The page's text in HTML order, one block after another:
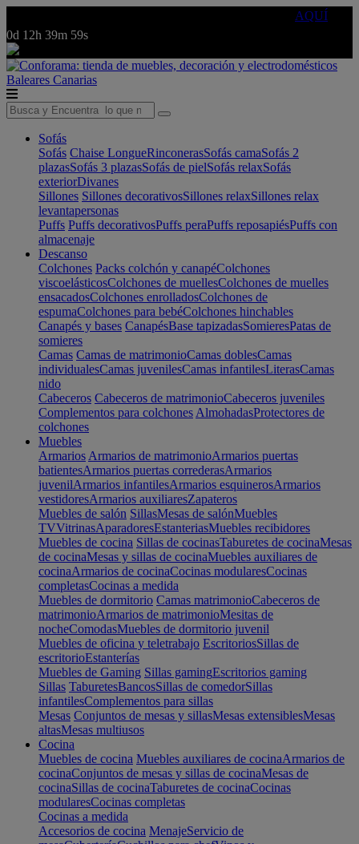
AQUÍ
0d 12h 39m 59s
Baleares Canarias
Sofás
Sofás Chaise LongueRinconerasSofás camaSofás 2
plazasSofás 3 plazasSofás de pielSofás relaxSofás
exteriorDivanes
Sillones Sillones decorativosSillones relaxSillones relax
levantapersonas
Puffs Puffs decorativosPuffs peraPuffs reposapiésPuffs con
almacenaje
Descanso
Colchones Packs colchón y canapéColchones
viscoelásticosColchones de muellesColchones de muelles
ensacadosColchones enrolladosColchones de
espumaColchones para bebéColchones hinchables
Canapés y bases CanapésBase tapizadasSomieresPatas de
somieres
Camas Camas de matrimonioCamas doblesCamas
individualesCamas juvenilesCamas infantilesLiterasCamas
nido
Cabeceros Cabeceros de matrimonioCabeceros juveniles
Complementos para colchones AlmohadasProtectores de
colchones
Muebles
Armarios Armarios de matrimonioArmarios puertas
batientesArmarios puertas correderasArmarios
juvenilArmarios infantilesArmarios esquinerosArmarios
vestidoresArmarios auxiliaresZapateros
Muebles de salón SillasMesas de salónMuebles
TVVitrinasAparadoresEstanteriasMuebles recibidores
Muebles de cocina Sillas de cocinasTaburetes de cocinaMesas
de cocinaMesas y sillas de cocinaMuebles auxiliares de
cocinaArmarios de cocinaCocinas modularesCocinas
completasCocinas a medida
Muebles de dormitorio Camas matrimonioCabeceros de
matrimonioArmarios de matrimonioMesitas de
nocheComodasMuebles de dormitorio juvenil
Muebles de oficina y teletrabajo EscritoriosSillas de
escritorioEstanterías
Muebles de Gaming Sillas gamingEscritorios gaming
Sillas TaburetesBancosSillas de comedorSillas
infantilesComplementos para sillas
Mesas Conjuntos de mesas y sillasMesas extensiblesMesas
altasMesas multiusos
Cocina
Muebles de cocina Muebles auxiliares de cocinaArmarios de
cocinaConjuntos de mesas y sillas de cocinaMesas de
cocinaSillas de cocinaTaburetes de cocinaCocinas
modularesCocinas completas
Cocinas a medida
Accesorios de cocina MenajeServicio de